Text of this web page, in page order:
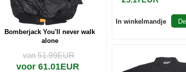
In winkelmandje
Bomberjack You'll never walk
alone
van 51.99EUR
voor 61.01EUR